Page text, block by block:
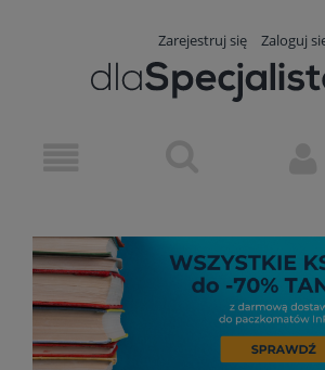
Zarejestruj się Zaloguj